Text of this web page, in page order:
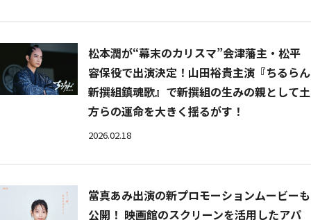
松本潤が“幕末のカリスマ”会津藩主・松平
容保役で出演決定！山田裕貴主演『ちるらん
新撰組鎮魂歌』で新撰組の生みの親として土
方らの運命を大きく揺るがす！
2026.02.18
當真あみ出演の新プロモーションムービーも
公開！ 映画館のスクリーンを活用したアパ